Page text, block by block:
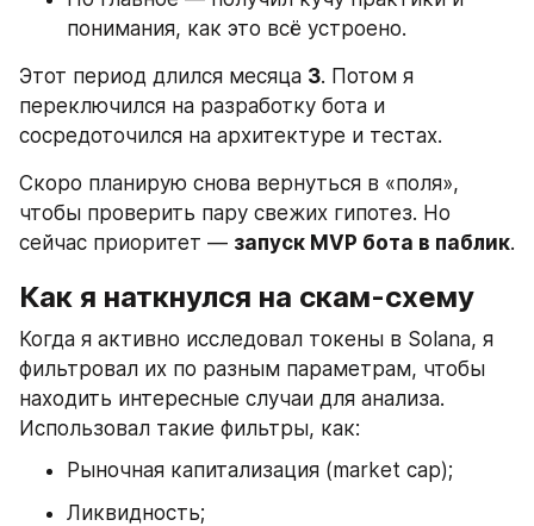
понимания, как это всё устроено.
Этот период длился месяца 3. Потом я
переключился на разработку бота и
сосредоточился на архитектуре и тестах.
Скоро планирую снова вернуться в «поля»,
чтобы проверить пару свежих гипотез. Но
сейчас приоритет — запуск MVP бота в паблик.
Как я наткнулся на скам-схему
Когда я активно исследовал токены в Solana, я
фильтровал их по разным параметрам, чтобы
находить интересные случаи для анализа.
Использовал такие фильтры, как:
Рыночная капитализация (market cap);
Ликвидность;